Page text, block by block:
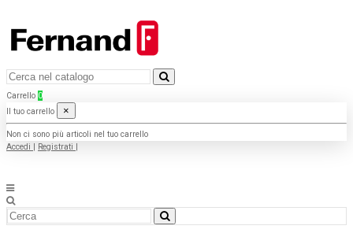
Carrello 0
Il tuo carrello
×
Non ci sono più articoli nel tuo carrello
Accedi
Registrati